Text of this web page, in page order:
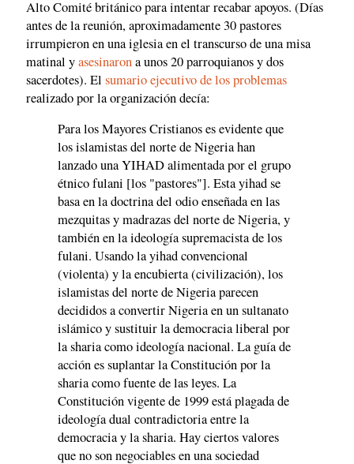
Alto Comité británico para intentar recabar apoyos. (Días
antes de la reunión, aproximadamente 30 pastores
irrumpieron en una iglesia en el transcurso de una misa
matinal yasesinarona unos 20 parroquianos y dos
sacerdotes). El sumario ejecutivo de los problemas
realizado por la organización decía:
Para los Mayores Cristianos es evidente que
los islamistas del norte de Nigeria han
lanzado una YIHAD alimentada por el grupo
étnico fulani [los "pastores"]. Esta yihad se
basa en la doctrina del odio enseñada en las
mezquitas y madrazas del norte de Nigeria, y
también en la ideología supremacista de los
fulani. Usando la yihad convencional
(violenta) y la encubierta (civilización), los
islamistas del norte de Nigeria parecen
decididos a convertir Nigeria en un sultanato
islámico y sustituir la democracia liberal por
la sharia como ideología nacional. La guía de
acción es suplantar la Constitución por la
sharia como fuente de las leyes. La
Constitución vigente de 1999 está plagada de
ideología dual contradictoria entre la
democracia y la sharia. Hay ciertos valores
que no son negociables en una sociedad